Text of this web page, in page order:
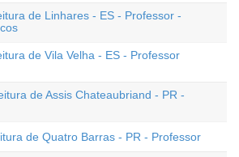
de Linhares - ES - Professor -
de Vila Velha - ES - Professor
de Assis Chateaubriand - PR -
de Quatro Barras - PR - Professor